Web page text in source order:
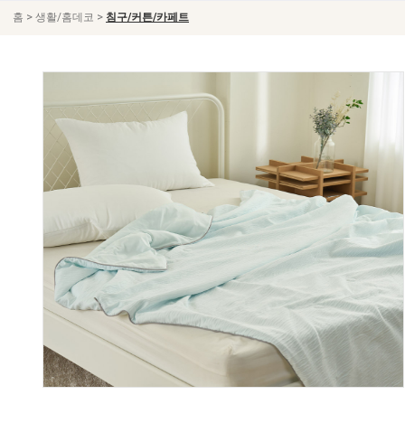
홈 > 생활/홈데코 > 침구/커튼/카페트